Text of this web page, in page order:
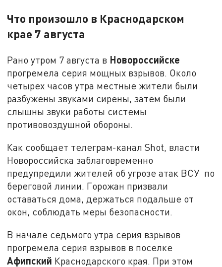
Что произошло в Краснодарском
крае 7 августа
Рано утром 7 августа в Новороссийске
прогремела серия мощных взрывов. Около
четырех часов утра местные жители были
разбужены звуками сирены, затем были
слышны звуки работы системы
противовоздушной обороны.
Как сообщает телеграм-канал Shot, власти
Новороссийска заблаговременно
предупредили жителей об угрозе атак ВСУ по
береговой линии. Горожан призвали
оставаться дома, держаться подальше от
окон, соблюдать меры безопасности.
В начале седьмого утра серия взрывов
прогремела серия взрывов в поселке
Афипский Краснодарского края. При этом